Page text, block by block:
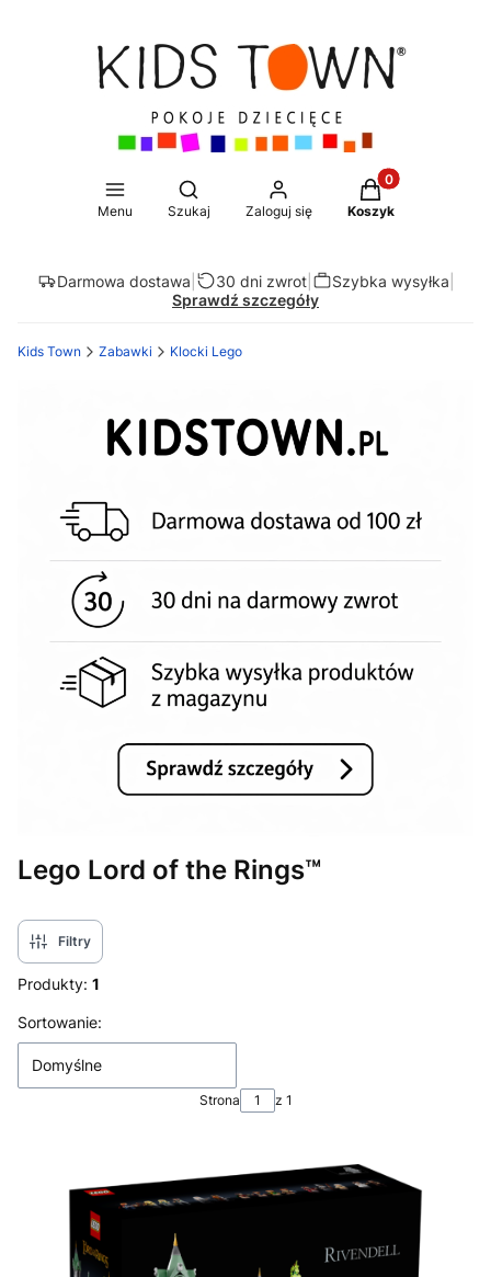
Menu
Otwórz wyszukiwarkę
Szukaj Zaloguj się
Produkty w
Koszyk
Darmowa dostawa 30 dni zwrot| Szybka wysyłka
Sprawdź szczegóły
Kids Town Zabawki Klocki Lego
Lego Lord of the Rings™
Filtry
Produkty: 1
Lista produktów
Sortowanie:
Domyślne
Strona z 1